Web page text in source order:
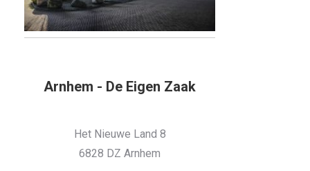
Arnhem - De Eigen Zaak
Het Nieuwe Land 8
6828 DZ Arnhem